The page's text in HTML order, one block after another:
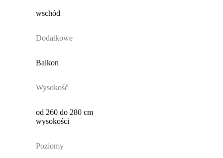
wschód
Dodatkowe
Balkon
Wysokość
od 260 do 280 cm
wysokości
Poziomy